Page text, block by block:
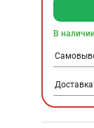
В